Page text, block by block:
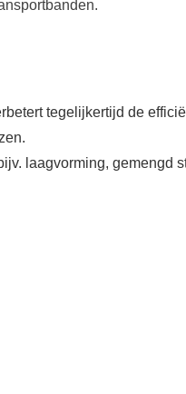
tegelijkertijd de
laagvorming, gemengd